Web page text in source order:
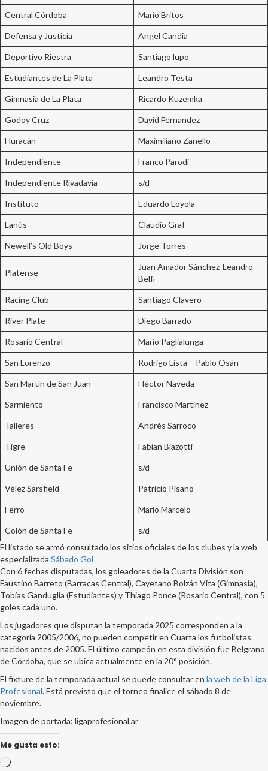
Central Córdoba Mario Britos
Defensa y Justicia Angel Candia
Deportivo Riestra Santiago lupo
Estudiantes de La Plata Leandro Testa
Gimnasia de La Plata Ricardo Kuzemka
Godoy Cruz David Fernandez
Huracán Maximiliano Zanello
Independiente Franco Parodi
Independiente Rivadavia s/d
Instituto Eduardo Loyola
Lanús Claudio Graf
Newell’s Old Boys Jorge Torres
Platense
Juan Amador Sánchez-Leandro
Belfi
Racing Club Santiago Clavero
River Plate Diego Barrado
Rosario Central Mario Paglialunga
San Lorenzo Rodrigo Lista – Pablo Osán
San Martín de San Juan Héctor Naveda
Sarmiento Francisco Martinez
Talleres Andrés Sarroco
Tigre Fabian Biazotti
Unión de Santa Fe s/d
Vélez Sarsfield Patricio Pisano
Ferro Mario Marcelo
Colón de Santa Fe
s/d
El listado se armó consultado los sitios oficiales de los clubes y la web
especializada Sábado Gol
Con 6 fechas disputadas, los goleadores de la Cuarta División son
Faustino Barreto (Barracas Central), Cayetano Bolzán Vita (Gimnasia),
Tobías Ganduglia (Estudiantes) y Thiago Ponce (Rosario Central), con 5
goles cada uno.
Los jugadores que disputan la temporada 2025 corresponden a la
categoría 2005/2006, no pueden competir en Cuarta los futbolistas
nacidos antes de 2005. El último campeón en esta división fue Belgrano
de Córdoba, que se ubica actualmente en la 20° posición.
El fixture de la temporada actual se puede consultar en la web de la Liga
Profesional. Está previsto que el torneo finalice el sábado 8 de
noviembre.
Imagen de portada: ligaprofesional.ar
Me gusta esto:
Cargando...